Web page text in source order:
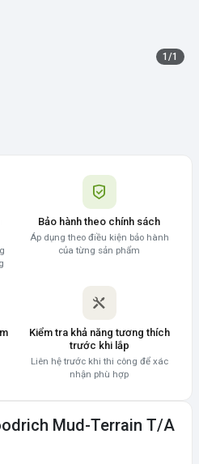
1 /1
Bảo hành theo chính sách
Áp dụng theo điều kiện bảo hành
của từng sản phẩm
Kiểm tra khả năng tương thích
trước khi lắp
Liên hệ trước khi thi công để xác
nhận phù hợp
Mud-Terrain T/A